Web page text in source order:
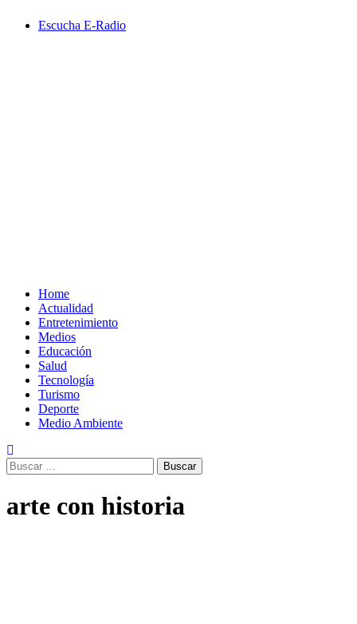
Escucha E-Radio
Home
Actualidad
Entretenimiento
Medios
Educación
Salud
Tecnología
Turismo
Deporte
Medio Ambiente
Buscar:
arte con historia